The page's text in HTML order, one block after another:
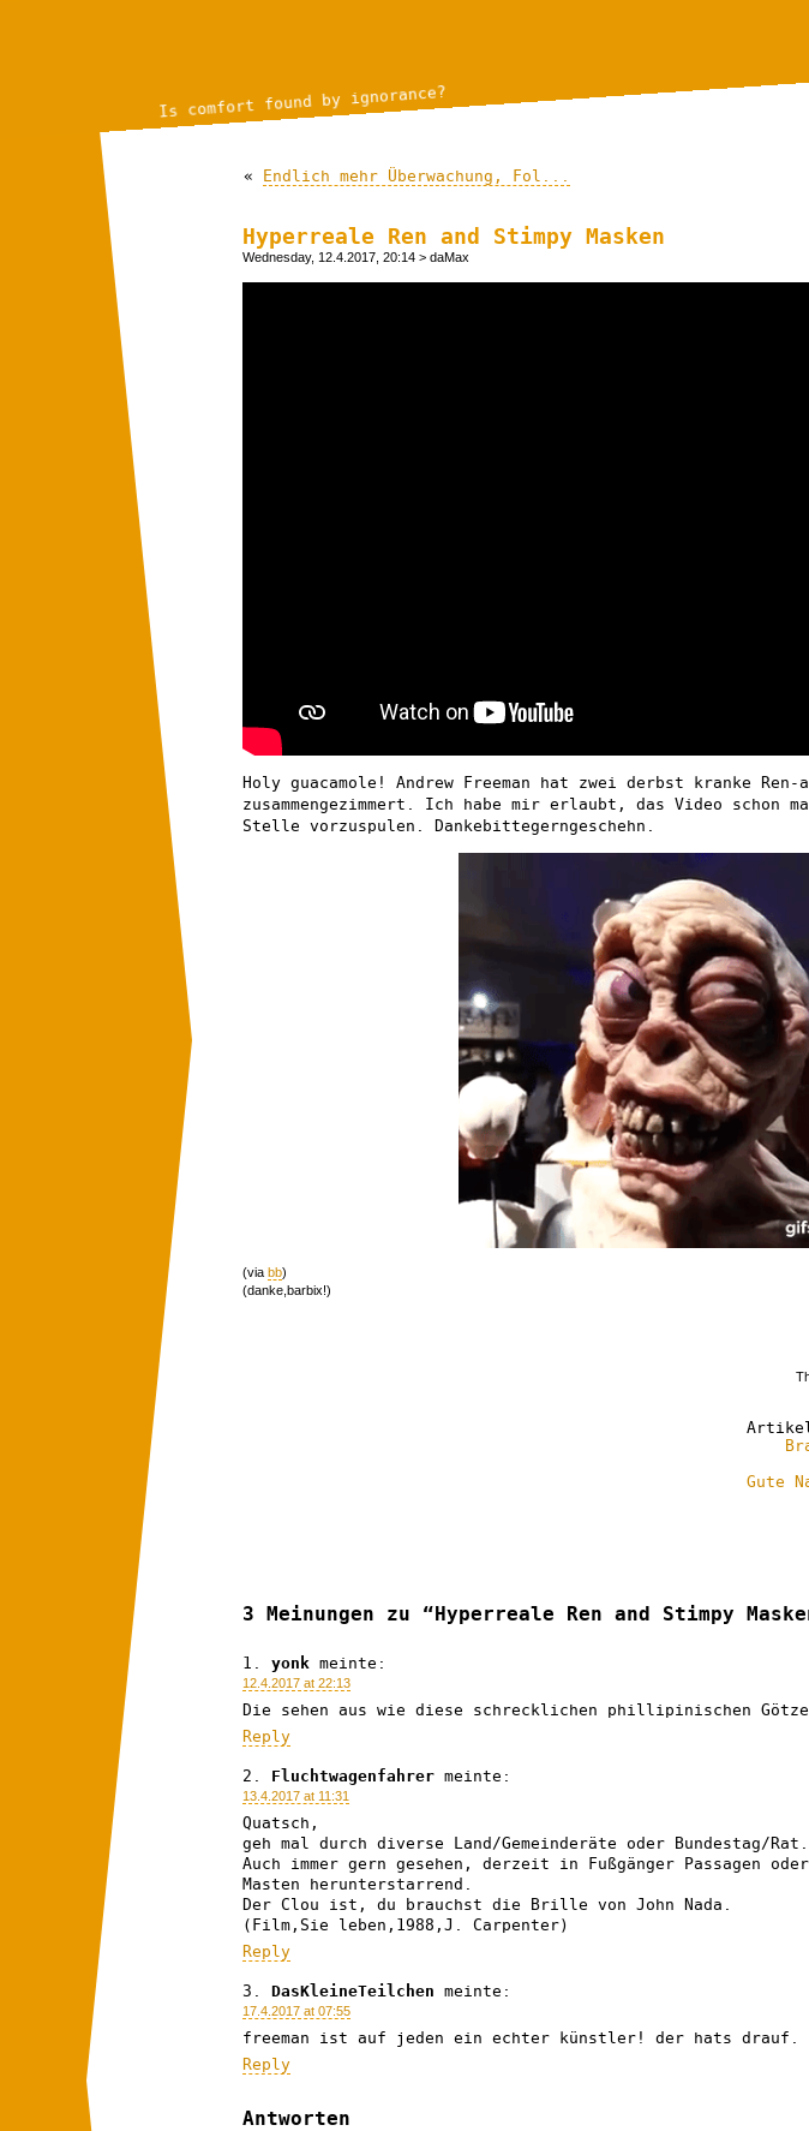
Is comfort found by ignorance?
« Endlich mehr Überwachung, Fol...
Hyperreale Ren and Stimpy Masken
Wednesday, 12.4.2017, 20:14 > daMax
Holy guacamole! Andrew Freeman hat zwei derbst kranke Ren-
zusammengezimmert. Ich habe mir erlaubt, das Video schon
Stelle vorzuspulen. Dankebittegerngeschehn.
(via bb)
(danke,barbix!)
Gute
3 Meinungen zu “Hyperreale Ren and Stimpy
yonk meinte:
12.4.2017 at 22:13
Die sehen aus wie diese schrecklichen phillipinischen
Reply
Fluchtwagenfahrer meinte:
13.4.2017 at 11:31
Quatsch,
geh mal durch diverse Land/Gemeinderäte oder Bundestag/Rat.
Auch immer gern gesehen, derzeit in Fußgänger Passagen
Masten herunterstarrend.
Der Clou ist, du brauchst die Brille von John Nada.
(Film,Sie leben,1988,J. Carpenter)
Reply
DasKleineTeilchen meinte:
17.4.2017 at 07:55
freeman ist auf jeden ein echter künstler! der hats drauf.
Reply
Antworten